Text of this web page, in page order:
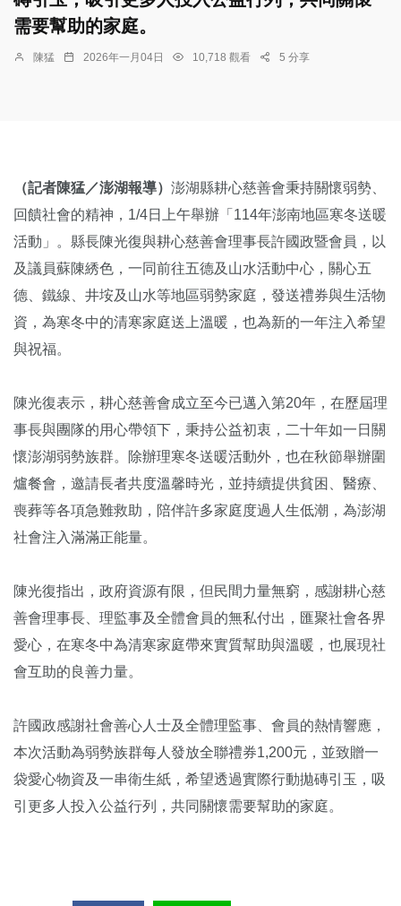
需要幫助的家庭。
陳猛 2026年一月04日 10,718 觀看 5 分享
（記者陳猛／澎湖報導） 澎湖縣耕心慈善會秉持關懷弱勢、
回饋社會的精神，1/4日上午舉辦「114年澎南地區寒冬送暖
活動」。縣長陳光復與耕心慈善會理事長許國政暨會員，以
及議員蘇陳綉色，一同前往五德及山水活動中心，關心五
德、鐵線、井垵及山水等地區弱勢家庭，發送禮券與生活物
資，為寒冬中的清寒家庭送上溫暖，也為新的一年注入希望
與祝福。
陳光復表示，耕心慈善會成立至今已邁入第20年，在歷屆理
事長與團隊的用心帶領下，秉持公益初衷，二十年如一日關
懷澎湖弱勢族群。除辦理寒冬送暖活動外，也在秋節舉辦圍
爐餐會，邀請長者共度溫馨時光，並持續提供貧困、醫療、
喪葬等各項急難救助，陪伴許多家庭度過人生低潮，為澎湖
社會注入滿滿正能量。
陳光復指出，政府資源有限，但民間力量無窮，感謝耕心慈
善會理事長、理監事及全體會員的無私付出，匯聚社會各界
愛心，在寒冬中為清寒家庭帶來實質幫助與溫暖，也展現社
會互助的良善力量。
許國政感謝社會善心人士及全體理監事、會員的熱情響應，
本次活動為弱勢族群每人發放全聯禮券1,200元，並致贈一
袋愛心物資及一串衛生紙，希望透過實際行動拋磚引玉，吸
引更多人投入公益行列，共同關懷需要幫助的家庭。